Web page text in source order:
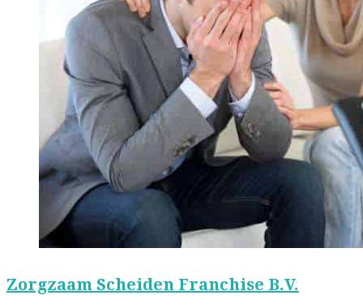
Zorgzaam Scheiden Franchise B.V.